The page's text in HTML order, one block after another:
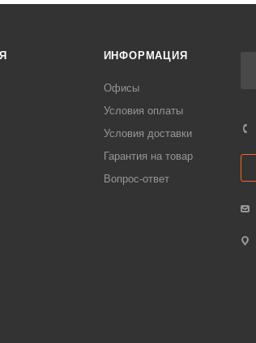
ИНФОРМАЦИЯ
Офисы
Условия оплаты
Условия доставки
Гарантия на товар
Вопрос-ответ